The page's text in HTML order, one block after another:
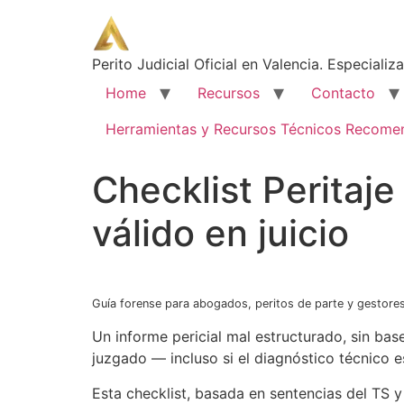
Perito Judicial Oficial en Valencia.
Home
Recursos
Contacto
Herramientas y Recursos Técnicos
Checklist
válido en juicio
Guía forense para abogados, peritos de parte y
Un informe pericial mal estructurado, sin
juzgado — incluso si el diagnóstico técnico
Esta checklist, basada en sentencias del TS